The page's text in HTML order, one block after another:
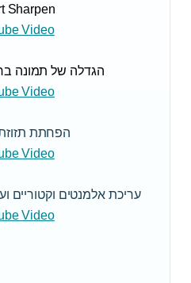
Sharpen
Video
הגדלה של תמונה
Video
הפחתת
Video
עריכת אלמנטים וקטוריים
Video